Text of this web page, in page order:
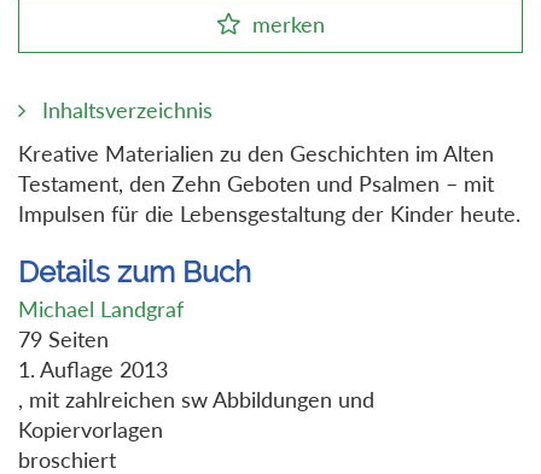
merken
Inhaltsverzeichnis
Kreative Materialien zu den Geschichten im Alten
Testament, den Zehn Geboten und Psalmen – mit
Impulsen für die Lebensgestaltung der Kinder heute.
Details zum Buch
Michael Landgraf
79 Seiten
1. Auflage 2013
, mit zahlreichen sw Abbildungen und
Kopiervorlagen
broschiert